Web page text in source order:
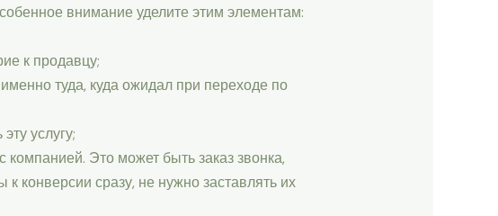
внимание уделите этим элементам:
к продавцу;
туда, куда ожидал при переходе по
услугу;
Это может быть заказ звонка,
конверсии сразу, не нужно заставлять их